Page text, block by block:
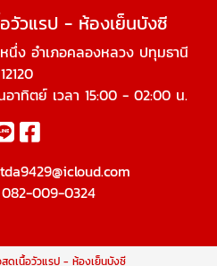
วัวแรป - ห้องเย็นบังซี
ง อำเภอคลองหลวง ปทุมธานี
12120
าทิตย์ เวลา 15:00 - 02:00 น.
082-009-0324
สดเนื้อวัวแรป - ห้องเย็นบังซี